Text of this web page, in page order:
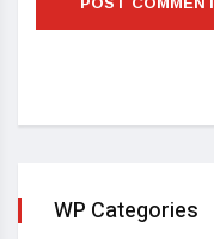
WP Categories